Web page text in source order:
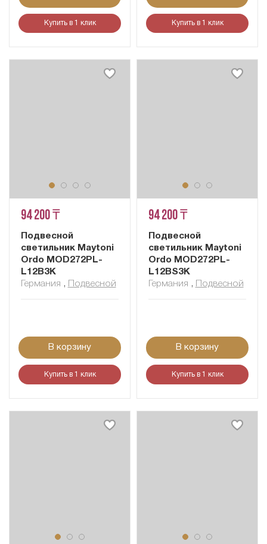
Купить в 1 клик Купить в 1 клик
94 200 ₸
Подвесной
светильник Maytoni
Ordo MOD272PL-
L12B3K
Германия , Подвесной
В корзину
Купить в 1 клик
94 200 ₸
Подвесной
светильник Maytoni
Ordo MOD272PL-
L12BS3K
Германия , Подвесной
В корзину
Купить в 1 клик